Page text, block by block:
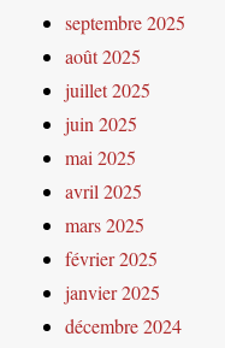
septembre 2025
août 2025
juillet 2025
juin 2025
mai 2025
avril 2025
mars 2025
février 2025
janvier 2025
décembre 2024